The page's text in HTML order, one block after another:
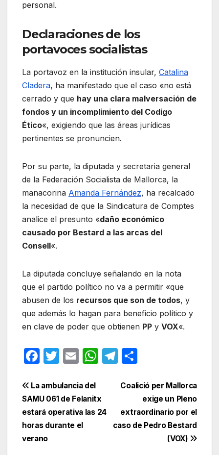
personal.
Declaraciones de los
portavoces socialistas
La portavoz en la institución insular, Catalina
Cladera, ha manifestado que el caso «no está
cerrado y que hay una clara malversación de
fondos y un incomplimiento del Codigo
Ético«, exigiendo que las áreas jurídicas
pertinentes se pronuncien.
Por su parte, la diputada y secretaria general
de la Federación Socialista de Mallorca, la
manacorina Amanda Fernández, ha recalcado
la necesidad de que la Sindicatura de Comptes
analice el presunto «daño económico
causado por Bestard a las arcas del
Consell«.
La diputada concluye señalando en la nota
que el partido político no va a permitir «que
abusen de los recursos que son de todos, y
que además lo hagan para beneficio político y
en clave de poder que obtienen PP y VOX«.
F
c
e
b
o
T
itt
er
E
ail
W
s
A
T
e
a
m
m
p
ar
tir
Navegación
de
entradas
Coalició per Mallorca
exige un Pleno
extraordinario por el
caso de Pedro Bestard
(VOX)
La ambulancia del
SAMU 061 de Felanitx
estará operativa las 24
horas durante el
verano